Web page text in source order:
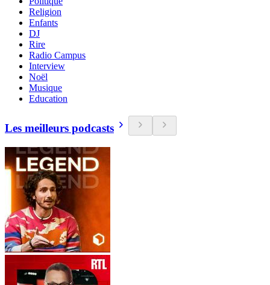
Religion
Enfants
DJ
Rire
Radio Campus
Interview
Noël
Musique
Education
Les meilleurs podcasts